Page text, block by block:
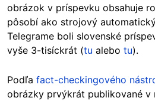
obrázok v príspevku obsahuje
pôsobí ako strojový
Telegrame boli slovenské
vyše 3-tisíckrát (tu alebo tu).
Podľa fact-checkingového
obrázky prvýkrát publikované v